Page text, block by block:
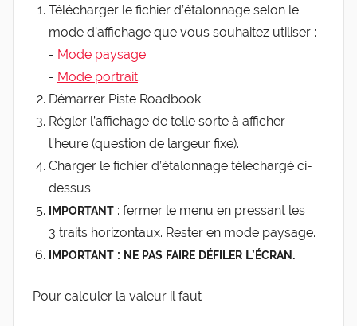
Télé­char­ger le fichier d’é­ta­lon­nage selon le
mode d’af­fi­chage que vous sou­hai­tez uti­li­ser :
- Mode pay­sage
- Mode por­trait
Démar­rer Piste Roadbook
Régler l’af­fi­chage de telle sorte à affi­cher
l’heure (ques­tion de lar­geur fixe).
Char­ger le fichier d’é­ta­lon­nage télé­char­gé ci-
dessus.
IMPORTANT : fer­mer le menu en pres­sant les
3 traits hori­zon­taux. Res­ter en mode paysage.
IMPORTANT : NE PAS FAIRE DÉFILER L’ÉCRAN.
Pour cal­cu­ler la valeur il faut :